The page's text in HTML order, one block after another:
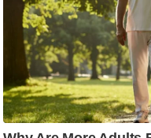
भू
मि
स्तं
भ
ए
म